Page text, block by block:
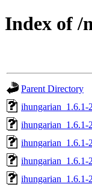
Index of /
Parent Directory
ihungarian_1.6.1-
ihungarian_1.6.1-
ihungarian_1.6.1-
ihungarian_1.6.1-
ihungarian_1.6.1-